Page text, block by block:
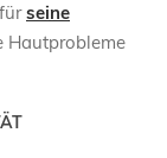
seine
Hautprobleme